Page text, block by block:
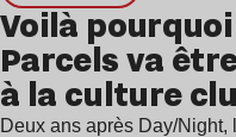
Voilà
Parcels va
à la culture
Deux ans après Day/